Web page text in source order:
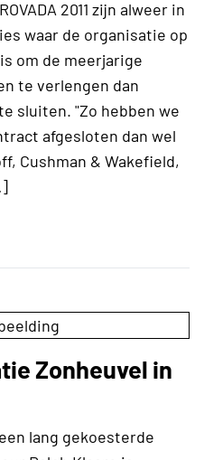
2011 zijn alweer in
waar de organisatie op
om de meerjarige
te verlengen dan
sluiten. "Zo hebben we
afgesloten dan wel
Cushman & Wakefield,
Zonheuvel in
lang gekoesterde